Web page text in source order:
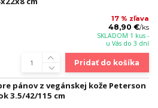
17 % zľava
48,90 €/ks
SKLADOM 1 kus -
u Vás do 3 dní
Pridať do košíka
pánov z vegánskej kože Peterson
3.5/42/115 cm